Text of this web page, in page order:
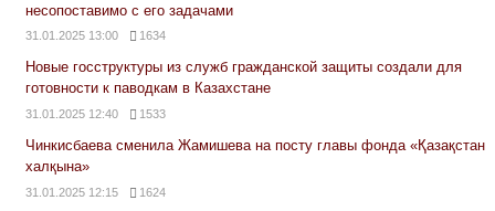
несопоставимо с его задачами
31.01.2025 13:00 1634
Новые госструктуры из служб гражданской защиты создали для
готовности к паводкам в Казахстане
31.01.2025 12:40 1533
Чинкисбаева сменила Жамишева на посту главы фонда «Қазақстан
халқына»
31.01.2025 12:15 1624